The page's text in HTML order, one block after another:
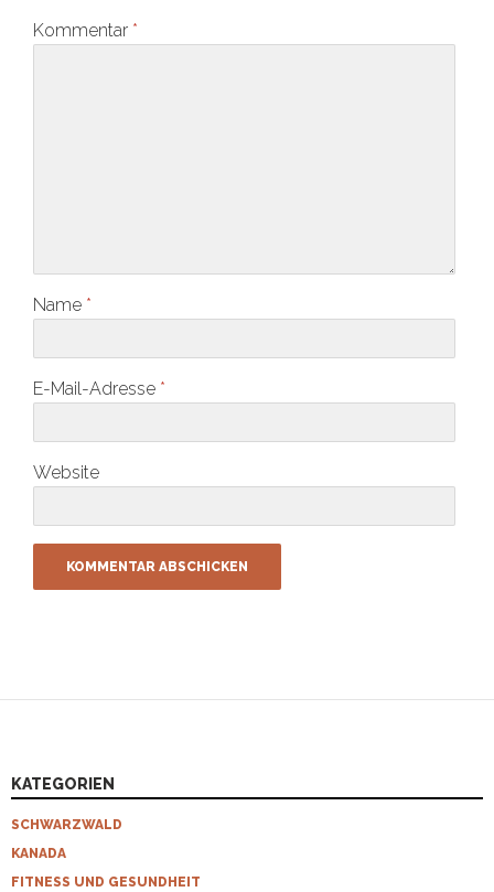
Kommentar *
Name *
E-Mail-Adresse *
Website
KATEGORIEN
SCHWARZWALD
KANADA
FITNESS UND GESUNDHEIT